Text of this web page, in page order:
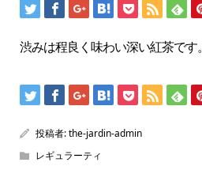
渋みは程良く味わい深い紅茶です。
投稿者:the-jardin-admin
レギュラーティ